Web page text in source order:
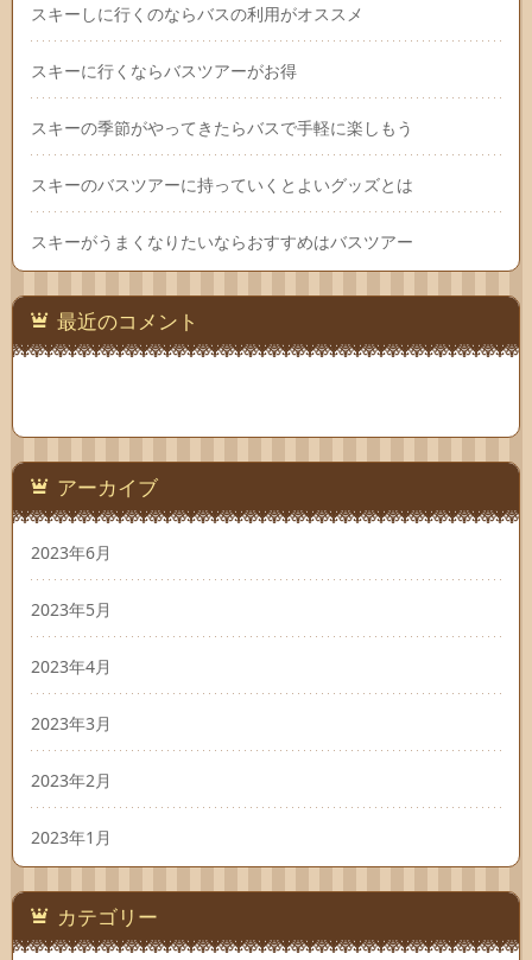
スキーしに行くのならバスの利用がオススメ
スキーに行くならバスツアーがお得
スキーの季節がやってきたらバスで手軽に楽しもう
スキーのバスツアーに持っていくとよいグッズとは
スキーがうまくなりたいならおすすめはバスツアー
最近のコメント
アーカイブ
2023年6月
2023年5月
2023年4月
2023年3月
2023年2月
2023年1月
カテゴリー